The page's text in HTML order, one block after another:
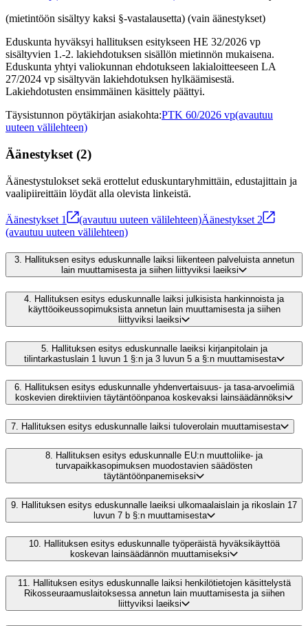
(mietintöön sisältyy kaksi §-vastalausetta) (vain äänestykset)
Eduskunta hyväksyi hallituksen esitykseen HE 32/2026 vp
sisältyvien 1.-2. lakiehdotuksen sisällön mietinnön mukaisena.
Eduskunta yhtyi valiokunnan ehdotukseen lakialoitteeseen LA
27/2024 vp sisältyvän lakiehdotuksen hylkäämisestä.
Lakiehdotusten ensimmäinen käsittely päättyi.
Täysistunnon pöytäkirjan asiakohta:PTK 60/2026 vp(avautuu
uuteen välilehteen)
Äänestykset (2)
Äänestystulokset sekä erottelut eduskuntaryhmittäin, edustajittain ja
vaalipiireittäin löydät alla olevista linkeistä.
Äänestykset 1 (avautuu uuteen välilehteen)Äänestykset 2
(avautuu uuteen välilehteen)
3. Hallituksen esitys eduskunnalle laiksi liikenteen palveluista annetun
lain muuttamisesta ja siihen liittyviksi laeiksi
4. Hallituksen esitys eduskunnalle laiksi julkisista hankinnoista ja
käyttöoikeussopimuksista annetun lain muuttamisesta ja siihen
liittyviksi laeiksi
5.
Hallituksen esitys eduskunnalle laeiksi kirjanpitolain ja
tilintarkastuslain 1 luvun 1 §:n ja 3 luvun 5 a §:n muuttamisesta
6. Hallituksen esitys eduskunnalle yhdenvertaisuus- ja tasa-arvoelimiä
koskevien direktiivien täytäntöönpanoa koskevaksi lainsäädännöksi
7. Hallituksen esitys eduskunnalle laiksi tuloverolain muuttamisesta
8.
Hallituksen esitys eduskunnalle EU:n muuttoliike- ja
turvapaikkasopimuksen muodostavien säädösten
täytäntöönpanemiseksi
9. Hallituksen esitys eduskunnalle laeiksi ulkomaalaislain ja rikoslain 17
luvun 7 b §:n muuttamisesta
10. Hallituksen esitys eduskunnalle työperäistä hyväksikäyttöä
koskevan lainsäädännön muuttamiseksi
11. Hallituksen esitys eduskunnalle laiksi henkilötietojen käsittelystä
Rikosseuraamuslaitoksessa annetun lain muuttamisesta ja siihen
liittyviksi laeiksi